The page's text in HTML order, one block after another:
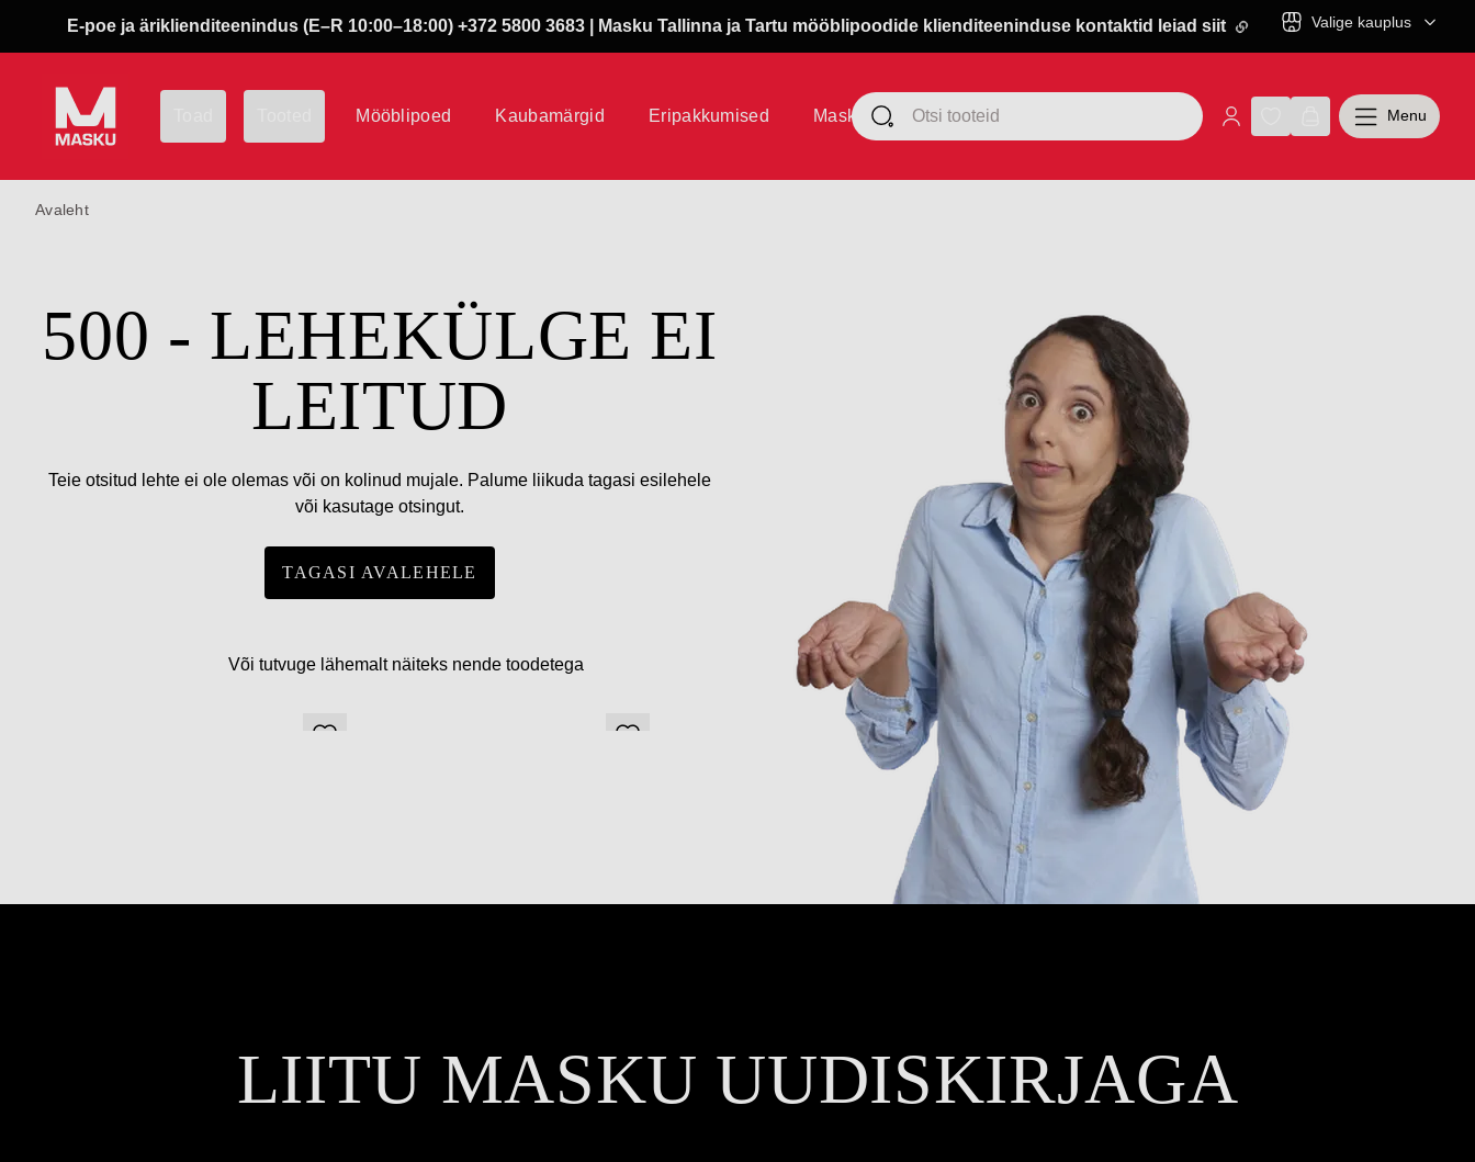
E-poe ja äriklienditeenindus (E–R 10:00–18:00) +372 5800 3683 | Masku Tallinna ja Tartu mööblipoodide klienditeeninduse kontaktid leiad siit Valige kauplus
Mööblipoed Kaubamärgid Eripakkumised Masku klubi Menu
Avaleht
500 - LEHEKÜLGE EI
LEITUD
Teie otsitud lehte ei ole olemas või on kolinud mujale. Palume liikuda tagasi esilehele
või kasutage otsingut.
TAGASI AVALEHELE
Või tutvuge lähemalt näiteks nende toodetega
LIITU MASKU UUDISKIRJAGA